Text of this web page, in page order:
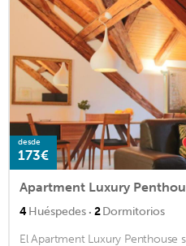
desde
173€
Apartment Luxury
4Huéspedes · 2Dormitorios
El Apartment Luxury Penthouse